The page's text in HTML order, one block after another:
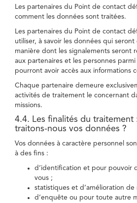
Les partenaires du Point de contact
comment les données sont traitées.
Les partenaires du Point de contact
utiliser, à savoir les données qui
manière dont les signalements seront
aux partenaires et les personnes
pourront avoir accès aux informations
Chaque partenaire demeure
activités de traitement le concernant
missions.
4.4. Les finalités du traitement
traitons-nous vos données ?
Vos données à caractère personnel
à des fins :
d’identification et pour pouvoir
vous ;
statistiques et d’amélioration de
d’enquête ou pour toute autre